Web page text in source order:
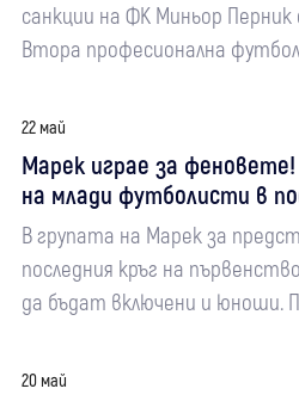
санкции на ФК Миньор Перник
Втора професионална
22 май
Марек играе за
на млади футболисти в
В групата на Марек за
последния кръг на
да бъдат включени и юноши.
20 май